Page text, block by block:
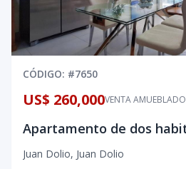
CÓDIGO: #7650
VENTA AMUEBLADO
US$ 260,000
Juan Dolio, Juan Dolio